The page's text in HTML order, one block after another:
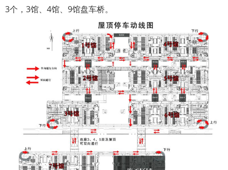
3个，3馆、4馆、9馆盘车桥。